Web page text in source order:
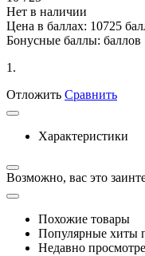
Нет в наличии
Цена в баллах: 10725
Бонусные баллы: баллов
1.
Отложить Сравнить
Характеристики
Возможно, вас это
Похожие товары
Популярные хиты
Недавно